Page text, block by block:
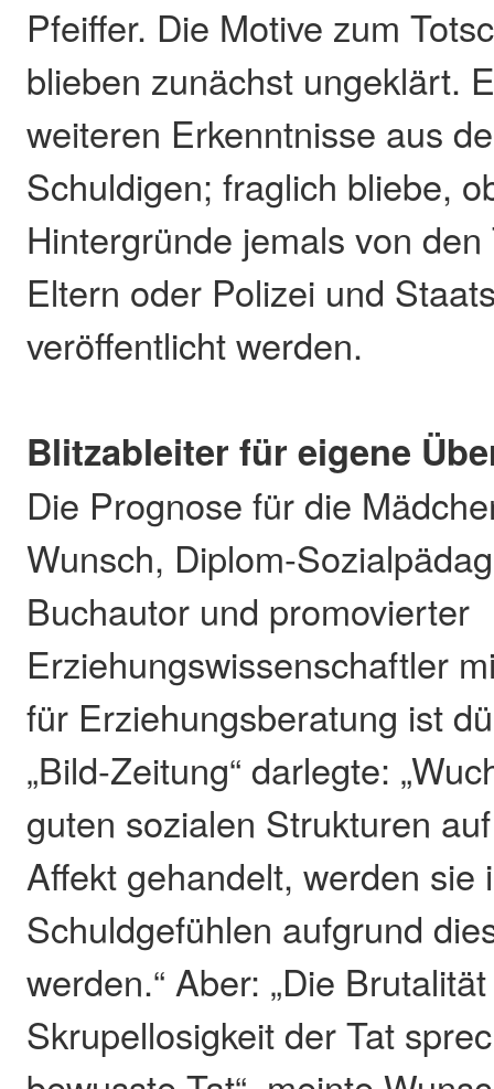
Pfeiffer. Die Motive zum
blieben zunächst ungeklärt.
weiteren Erkenntnisse aus
Schuldigen; fraglich bliebe,
Hintergründe jemals von
Eltern oder Polizei und
veröffentlicht werden.
Blitzableiter für eigene
Die Prognose für die
Wunsch, Diplom-
Buchautor und promovierter
Erziehungswissenschaftler
für Erziehungsberatung ist
„Bild-Zeitung“ darlegte:
guten sozialen Strukturen
Affekt gehandelt, werden sie
Schuldgefühlen aufgrund
werden.“ Aber: „Die
Skrupellosigkeit der Tat